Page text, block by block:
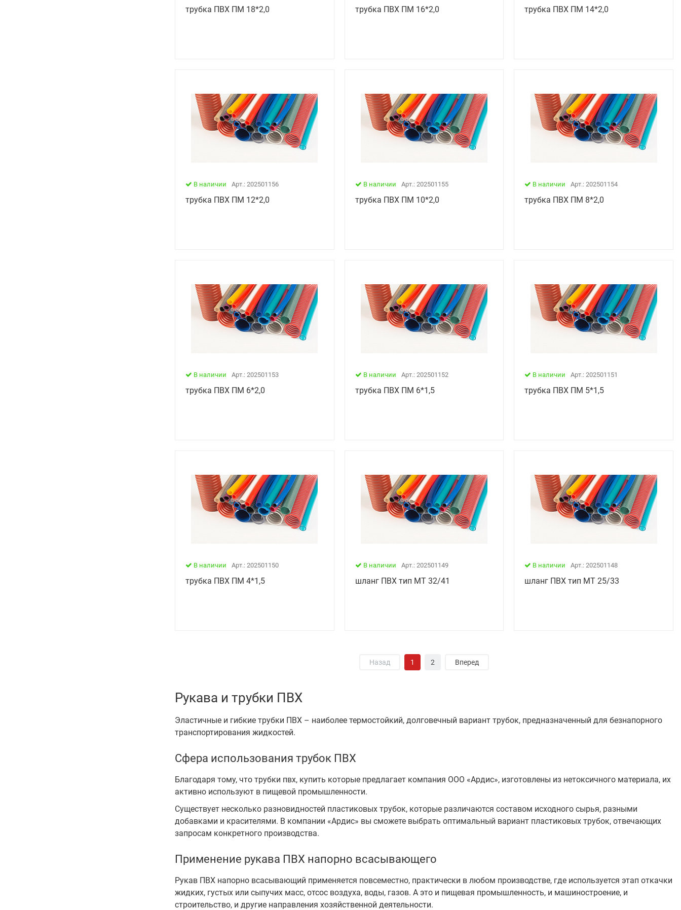
трубка ПВХ ПМ 18*2,0 трубка ПВХ ПМ 16*2,0 трубка ПВХ ПМ 14*2,0
В наличии Арт.: 202501156
трубка ПВХ ПМ 12*2,0
В наличии Арт.: 202501155
трубка ПВХ ПМ 10*2,0
В наличии Арт.: 202501154
трубка ПВХ ПМ 8*2,0
В наличии Арт.: 202501153
трубка ПВХ ПМ 6*2,0
В наличии Арт.: 202501152
трубка ПВХ ПМ 6*1,5
В наличии Арт.: 202501151
трубка ПВХ ПМ 5*1,5
В наличии Арт.: 202501150
трубка ПВХ ПМ 4*1,5
В наличии Арт.: 202501149
шланг ПВХ тип МТ 32/41
В наличии Арт.: 202501148
шланг ПВХ тип МТ 25/33
Назад 1 2 Вперед
Рукава и трубки ПВХ
Эластичные и гибкие трубки ПВХ – наиболее термостойкий, долговечный вариант трубок, предназначенный для безнапорного
транспортирования жидкостей.
Сфера использования трубок ПВХ
Благодаря тому, что трубки пвх, купить которые предлагает компания ООО «Ардис», изготовлены из нетоксичного материала, их
активно используют в пищевой промышленности.
Существует несколько разновидностей пластиковых трубок, которые различаются составом исходного сырья, разными
добавками и красителями. В компании «Ардис» вы сможете выбрать оптимальный вариант пластиковых трубок, отвечающих
запросам конкретного производства.
Применение рукава ПВХ напорно всасывающего
Рукав ПВХ напорно всасывающий применяется повсеместно, практически в любом производстве, где используется этап откачки
жидких, густых или сыпучих масс, отсос воздуха, воды, газов. А это и пищевая промышленность, и машиностроение, и
строительство, и другие направления хозяйственной деятельности.